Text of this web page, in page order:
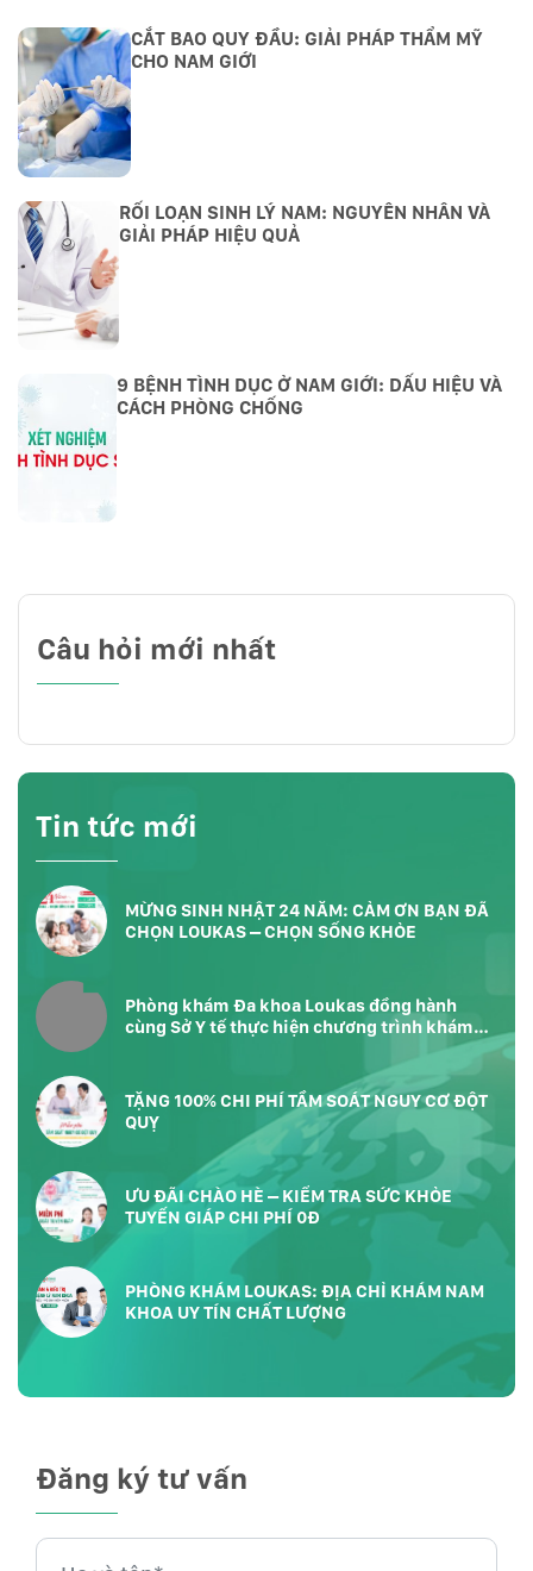
CẮT BAO QUY ĐẦU: GIẢI PHÁP THẨM MỸ
CHO NAM GIỚI
RỐI LOẠN SINH LÝ NAM: NGUYÊN NHÂN VÀ
GIẢI PHÁP HIỆU QUẢ
9 BỆNH TÌNH DỤC Ở NAM GIỚI: DẤU HIỆU VÀ
CÁCH PHÒNG CHỐNG
Câu hỏi mới nhất
Tin tức mới
MỪNG SINH NHẬT 24 NĂM: CẢM ƠN BẠN ĐÃ
CHỌN LOUKAS – CHỌN SỐNG KHỎE
Phòng khám Đa khoa Loukas đồng hành
cùng Sở Y tế thực hiện chương trình khám
TẶNG 100% CHI PHÍ TẦM SOÁT NGUY CƠ ĐỘT
QUỴ
ƯU ĐÃI CHÀO HÈ – KIỂM TRA SỨC KHỎE
TUYẾN GIÁP CHI PHÍ 0Đ
PHÒNG KHÁM LOUKAS: ĐỊA CHỈ KHÁM NAM
KHOA UY TÍN CHẤT LƯỢNG
Đăng ký tư vấn